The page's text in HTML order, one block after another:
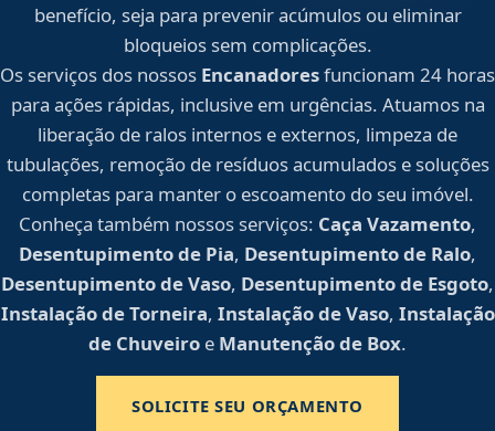
benefício, seja para prevenir acúmulos ou eliminar
bloqueios sem complicações.
Os serviços dos nossos Encanadoresfuncionam 24 horas
para ações rápidas, inclusive em urgências. Atuamos na
liberação de ralos internos e externos, limpeza de
tubulações, remoção de resíduos acumulados e soluções
completas para manter o escoamento do seu imóvel.
Conheça também nossos serviços: Caça Vazamento,
Desentupimento de Pia, Desentupimento de Ralo,
Desentupimento de Vaso, Desentupimento de Esgoto,
Instalação de Torneira, Instalação de Vaso, Instalação
de Chuveiro e Manutenção de Box.
SOLICITE SEU ORÇAMENTO